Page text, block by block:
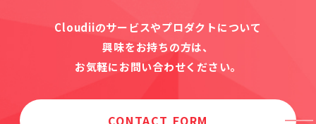
Cloudiiのサービスやプロダクトについて
興味をお持ちの方は、
お気軽にお問い合わせください。
CONTACT FORM